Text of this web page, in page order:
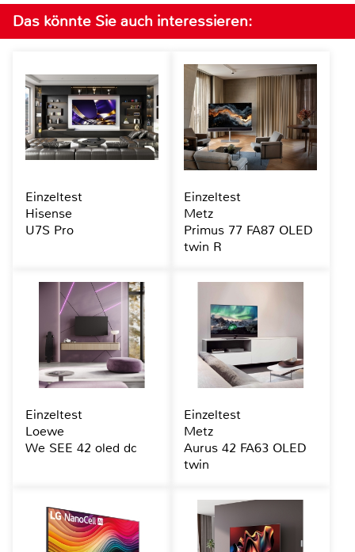
Das könnte Sie auch interessieren:
Einzeltest
Hisense
U7S Pro
Einzeltest
Metz
Primus 77 FA87 OLED
twin R
Einzeltest
Loewe
We SEE 42 oled dc
Einzeltest
Metz
Aurus 42 FA63 OLED
twin